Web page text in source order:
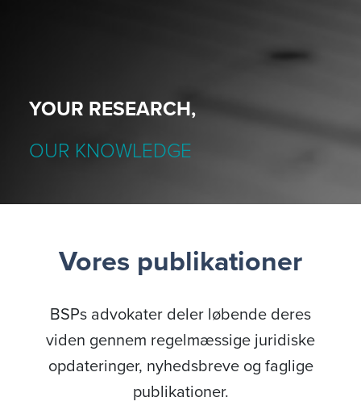
YOUR RESEARCH,
OUR KNOWLEDGE
Vores publikationer
BSPs advokater deler løbende deres
viden gennem regelmæssige juridiske
opdateringer, nyhedsbreve og faglige
publikationer.